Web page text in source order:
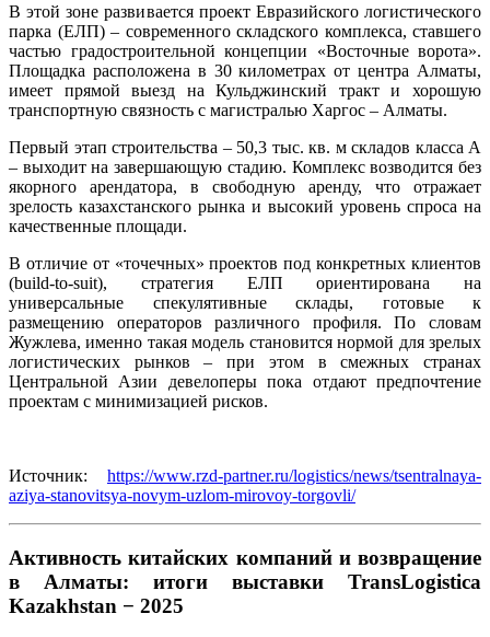
В этой зоне развивается проект Евразийского логистического
парка (ЕЛП) – современного складского комплекса, ставшего
частью градостроительной концепции «Восточные ворота».
Площадка расположена в 30 километрах от центра Алматы,
имеет прямой выезд на Кульджинский тракт и хорошую
транспортную связность с магистралью Харгос – Алматы.
Первый этап строительства – 50,3 тыс. кв. м складов класса А
– выходит на завершающую стадию. Комплекс возводится без
якорного арендатора, в свободную аренду, что отражает
зрелость казахстанского рынка и высокий уровень спроса на
качественные площади.
В отличие от «точечных» проектов под конкретных клиентов
(build-to-suit), стратегия ЕЛП ориентирована на
универсальные спекулятивные склады, готовые к
размещению операторов различного профиля. По словам
Жужлева, именно такая модель становится нормой для зрелых
логистических рынков – при этом в смежных странах
Центральной Азии девелоперы пока отдают предпочтение
проектам с минимизацией рисков.
Источник: https://www.rzd-partner.ru/logistics/news/tsentralnaya-
aziya-stanovitsya-novym-uzlom-mirovoy-torgovli/
Активность китайских компаний и возвращение
в Алматы: итоги выставки TransLogistica
Kazakhstan − 2025